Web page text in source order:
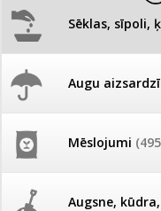
Sēklas, sīpoli,
Augu
Mēslojumi
Augsne,
JAUNUMI
Pašlasīšanas vietu
26.05. Vebinārs - Kā
gliemežus piemājas
Neļķes
Produkti »Sēklas, sīpoli,
Neļķes
Preču salīdzināšana